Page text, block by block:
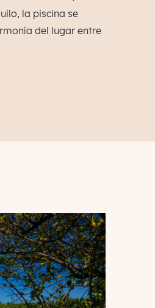
la piscina se
del lugar entre